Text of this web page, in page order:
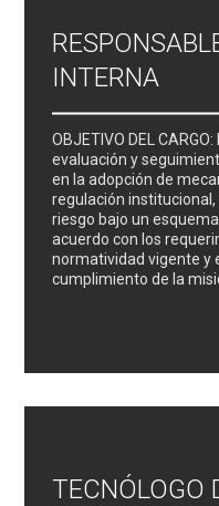
INTERNA
OBJETIVO DEL
evaluación y
en la adopción de
regulación
riesgo bajo un
acuerdo con los
normatividad vigente y
cumplimiento de la
TECNÓLOGO